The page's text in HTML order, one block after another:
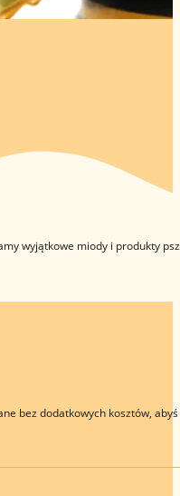
wyjątkowe miody i produkty
bez dodatkowych kosztów,